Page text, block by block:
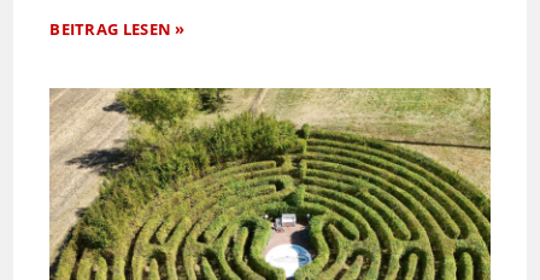
BEITRAG LESEN »